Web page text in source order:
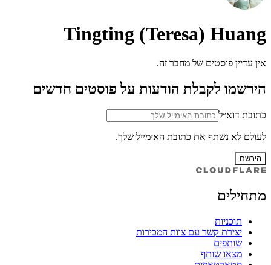
Tingting (Teresa) Huang
אין עדיין פוסטים של מחבר זה.
הירשמו לקבלת הודעות על פוסטים חדשים
כתובת דוא״ל
לעולם לא נשתף את כתובת האימייל שלך.
הירשם
מתחילים
תוכניות
יצירת קשר עם צוות המכירות
שותפים
מצאו שותף